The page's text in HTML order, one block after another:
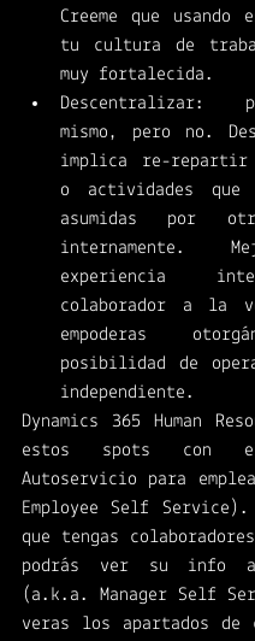
Creeme que usando
tu cultura de
muy fortalecida.
Descentralizar:
mismo, pero no.
implica re-
o actividades que
asumidas por
internamente.
experiencia
colaborador a la
empoderas
posibilidad de
independiente.
Dynamics 365 Human
estos spots con
Autoservicio para
Employee Self
que tengas
podrás ver su info
(a.k.a. Manager Self
veras los apartados de